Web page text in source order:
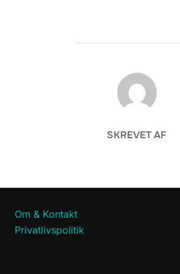
FORFATTER
SKREVET AF
Om & Kontakt
Privatlivspolitik